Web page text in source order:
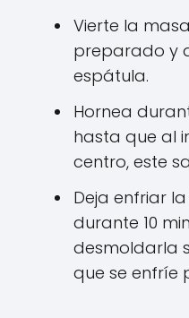
Vierte la
preparado y
espátula.
Hornea
hasta que al
centro, este
Deja enfriar
durante 10
desmoldarla
que se enfríe